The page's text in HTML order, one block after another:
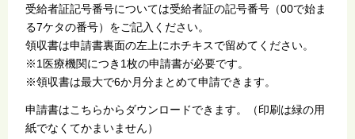
受給者証記号番号については受給者証の記号番号（00で始ま
る7ケタの番号）をご記入ください。
領収書は申請書裏面の左上にホチキスで留めてください。
※1医療機関につき1枚の申請書が必要です。
※領収書は最大で6か月分まとめて申請できます。
申請書はこちらからダウンロードできます。（印刷は緑の用
紙でなくてかまいません）